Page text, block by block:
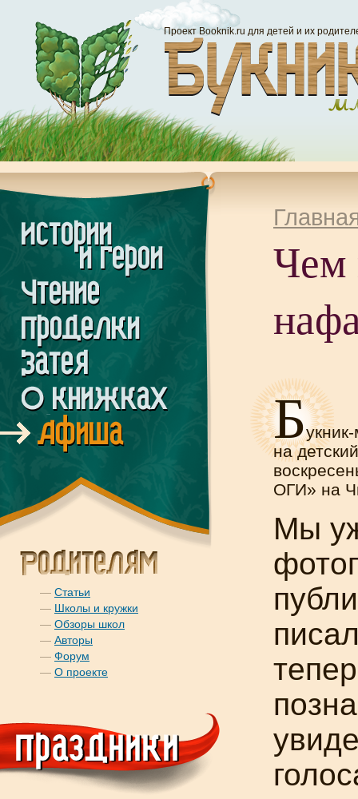
Проект Booknik.ru для детей и их
— Статьи
— Школы и кружки
— Обзоры школ
— Авторы
— Форум
— О проекте
Чем
Б
на
ОГИ» на
Мы